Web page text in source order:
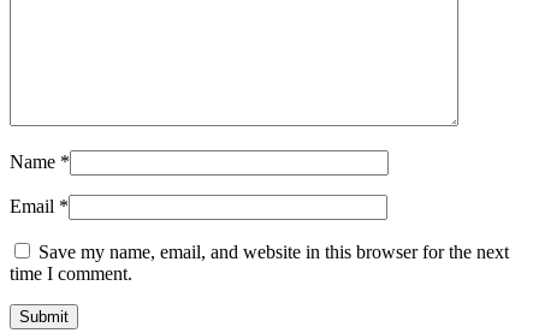
Name *
Email *
Save my name, email, and website in this browser for the next
time I comment.